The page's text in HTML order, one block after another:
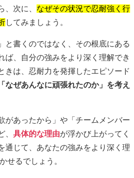
、次に、 なぜその状況で忍耐強く行
してみましょう。
と書くのではなく、その根底にある
ば、自分の強みをより深く理解でき
きは、忍耐力を発揮したエピソード
「なぜあんなに頑張れたのか」を考え
があったから」や「チームメンバー
、 具体的な理由が浮かび上がってく
通じて、あなたの強みをより深く理
せるでしょう。